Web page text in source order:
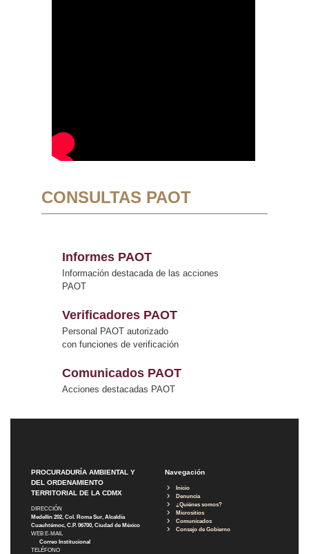
CONSULTAS PAOT
Informes PAOT
Información destacada de las acciones
PAOT
Verificadores PAOT
Personal PAOT autorizado
con funciones de verificación
Comunicados PAOT
Acciones destacadas PAOT
PROCURADURÍA AMBIENTAL Y
DEL ORDENAMIENTO
TERRITORIAL DE LA CDMX
DIRECCIÓN
Medellín 202, Col. Roma Sur, Alcaldía
Cuauhtémoc, C.P. 06700, Ciudad de México
WEB E-MAIL
Correo Institucional
TELÉFONO
Navegación
Inicio
Denuncia
¿Quiénes somos?
Micrositios
Comunicados
Consejo de Gobierno